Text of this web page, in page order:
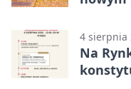
4 sierpnia
Na